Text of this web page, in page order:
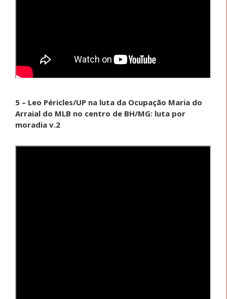
5 – Leo Péricles/UP na luta da Ocupação Maria do
Arraial do MLB no centro de BH/MG: luta por
moradia v.2